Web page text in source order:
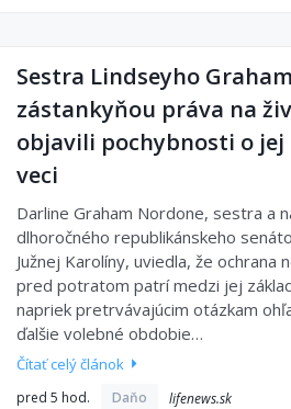
Sestra Lindseyho
zástankyňou práva na
objavili pochybnosti o
veci
Darline Graham Nordone, sestra a
dlhoročného republikánskeho
Južnej Karolíny, uviedla, že ochrana
pred potratom patrí medzi jej
napriek pretrvávajúcim otázkam
ďalšie volebné obdobie…
Čítať celý článok
pred 5 hod. Daňo lifenews.sk